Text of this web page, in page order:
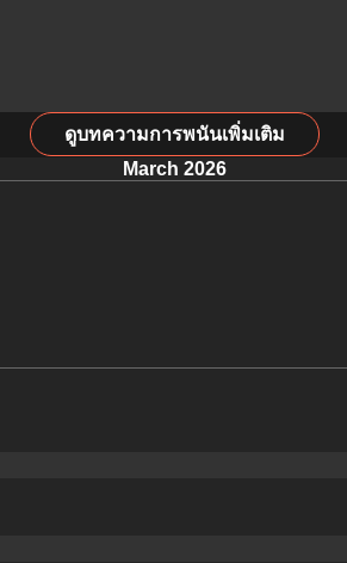
ดูบทความการพนันเพิ่มเติม
March 2026